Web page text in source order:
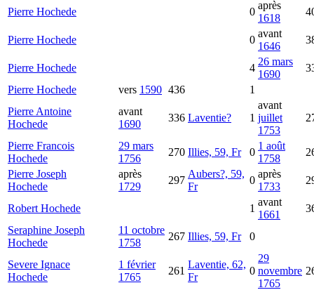
Pierre Hochede 0
après
1618
Pierre Hochede 0
avant
1646
Pierre Hochede 4
26 mars
1690
Pierre Hochede vers 1590 436
1
Pierre Antoine
Hochede
avant
1690
336 Laventie? 1
avant
juillet
1753
Pierre Francois
Hochede
29 mars
1756
270 Illies, 59, Fr 0
1 août
1758
Pierre Joseph
Hochede
après
1729
297
Aubers?, 59,
Fr
0
après
1733
Robert Hochede 1
avant
1661
Seraphine Joseph
Hochede
11 octobre
1758
267 Illies, 59, Fr 0
Severe Ignace
Hochede
1 février
1765
261
Laventie, 62,
Fr
0
29
novembre
1765